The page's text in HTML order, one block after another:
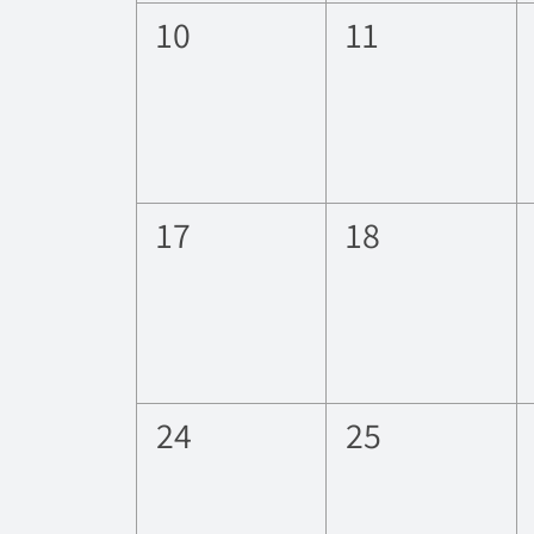
0
10
0
11
0
17
0
18
0
24
0
25